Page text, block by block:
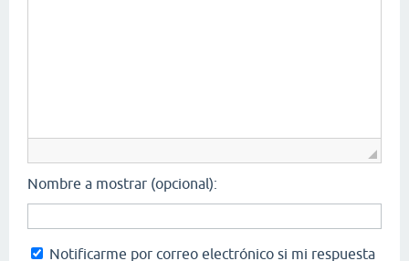
Nombre a mostrar (opcional):
Notificarme por correo electrónico si mi respuesta